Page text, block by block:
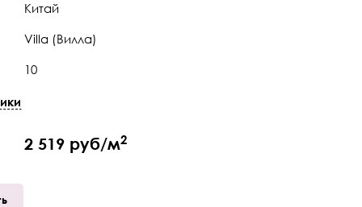
Китай
Villa (Вилла)
10
2 519 руб/м2